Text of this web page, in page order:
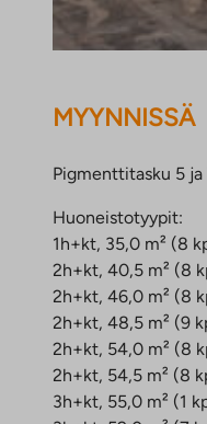
MYYNNISSÄ
Pigmenttitasku 5 ja
Huoneistotyypit:
1h+kt, 35,0 m² (8
2h+kt, 40,5 m² (8
2h+kt, 46,0 m² (8
2h+kt, 48,5 m² (9
2h+kt, 54,0 m² (8
2h+kt, 54,5 m² (8
3h+kt, 55,0 m² (1